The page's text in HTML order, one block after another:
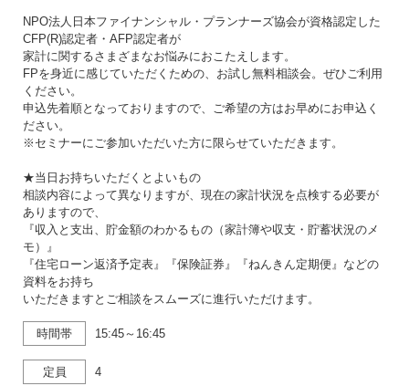
NPO法人日本ファイナンシャル・プランナーズ協会が資格認定した
CFP(R)認定者・AFP認定者が
家計に関するさまざまなお悩みにおこたえします。
FPを身近に感じていただくための、お試し無料相談会。ぜひご利用
ください。
申込先着順となっておりますので、ご希望の方はお早めにお申込く
ださい。
※セミナーにご参加いただいた方に限らせていただきます。
★当日お持ちいただくとよいもの
相談内容によって異なりますが、現在の家計状況を点検する必要が
ありますので、
『収入と支出、貯金額のわかるもの（家計簿や収支・貯蓄状況のメ
モ）』
『住宅ローン返済予定表』『保険証券』『ねんきん定期便』などの
資料をお持ち
いただきますとご相談をスムーズに進行いただけます。
時間帯 15:45～16:45
定員 4